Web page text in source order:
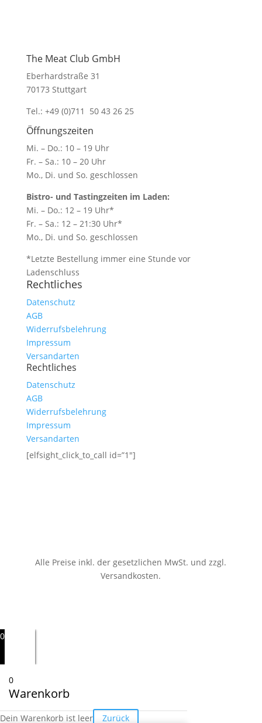
The Meat Club GmbH
Eberhardstraße 31
70173 Stuttgart
Tel.: +49 (0)711 50 43 26 25
Öffnungszeiten
Mi. – Do.: 10 – 19 Uhr
Fr. – Sa.: 10 – 20 Uhr
Mo., Di. und So. geschlossen
Bistro- und Tastingzeiten im Laden:
Mi. – Do.: 12 – 19 Uhr*
Fr. – Sa.: 12 – 21:30 Uhr*
Mo., Di. und So. geschlossen
*Letzte Bestellung immer eine Stunde vor
Ladenschluss
Rechtliches
Datenschutz
AGB
Widerrufsbelehrung
Impressum
Versandarten
Rechtliches
Datenschutz
AGB
Widerrufsbelehrung
Impressum
Versandarten
[elfsight_click_to_call id=”1″]
Alle Preise inkl. der gesetzlichen MwSt. und zzgl.
Versandkosten.
0
0
Warenkorb
Dein Warenkorb ist leer Zurück